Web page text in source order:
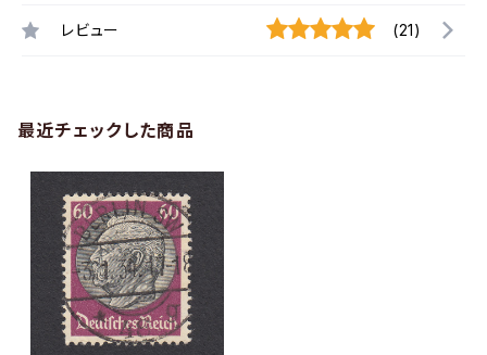
レビュー (21)
最近チェックした商品